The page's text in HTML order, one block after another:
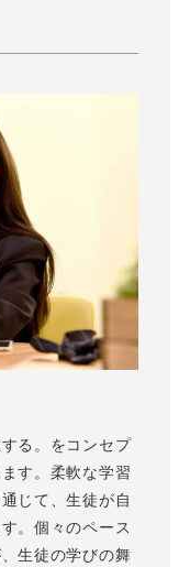
る。をコンセプ
す。柔軟な学習
じて、生徒が自
。個々のペース
生徒の学びの舞